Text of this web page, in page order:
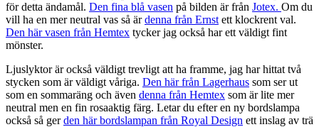
för detta ändamål. Den fina blå vasen på bilden är från Jotex. Om du
vill ha en mer neutral vas så ärdenna från Ernstett klockrent val.
Den här vasen från Hemtex tycker jag också har ett väldigt fint
mönster.
Ljuslyktor är också väldigt trevligt att ha framme, jag har hittat två
stycken som är väldigt våriga. Den här från Lagerhaus som ser ut
som en sommaräng och även denna från Hemtex som är lite mer
neutral men en fin rosaaktig färg. Letar du efter en ny bordslampa
också så gerden här bordslampan från Royal Design ett inslag av trä